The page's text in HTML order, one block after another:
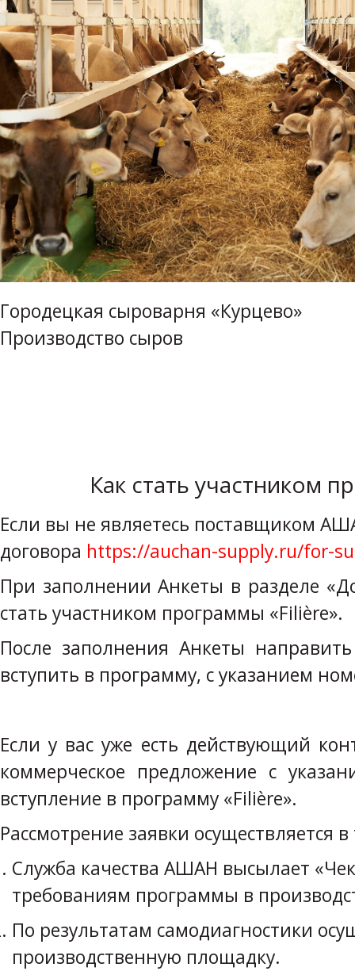
Городецкая сыроварня «Курцево»
Производство сыров
Как стать участником
Если вы не являетесь поставщиком
договора https://auchan-supply.ru/for-
При заполнении Анкеты в разделе
стать участником программы «Filière».
После заполнения Анкеты
вступить в программу, с указанием
Если у вас уже есть действующий
коммерческое предложение с
вступление в программу «Filière».
Рассмотрение заявки осуществляется
Служба качества АШАН высылает
требованиям программы в
По результатам самодиагностики
производственную площадку.